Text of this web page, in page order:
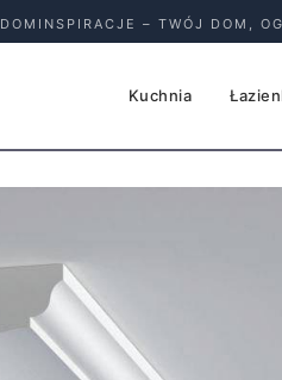
DOMINSPIRACJE – TWÓJ DOM,
Kuchnia